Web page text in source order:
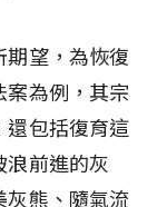
望，為恢復
為例，其宗
還包括復育這
浪前進的灰
熊、隨氣流